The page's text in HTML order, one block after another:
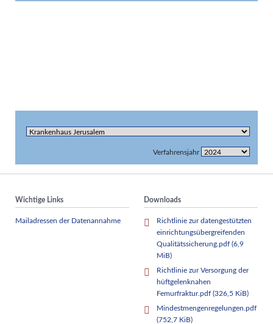
Verfahrensjahr
Wichtige Links
Mailadressen der Datenannahme
Downloads
Richtlinie zur datengestützten
einrichtungsübergreifenden
Qualitätssicherung.pdf(6,9
MiB)
Richtlinie zur Versorgung der
hüftgelenknahen
Femurfraktur.pdf(326,5 KiB)
Mindestmengenregelungen.pdf
(752,7 KiB)